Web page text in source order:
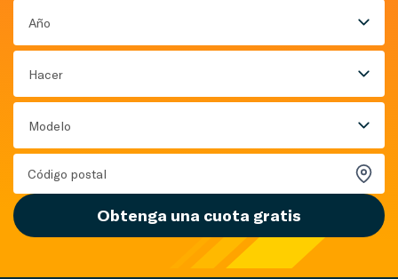
Año
Hacer
Modelo
Obtenga una cuota gratis